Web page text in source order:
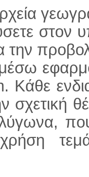
στον
την
Κάθε
σχετική